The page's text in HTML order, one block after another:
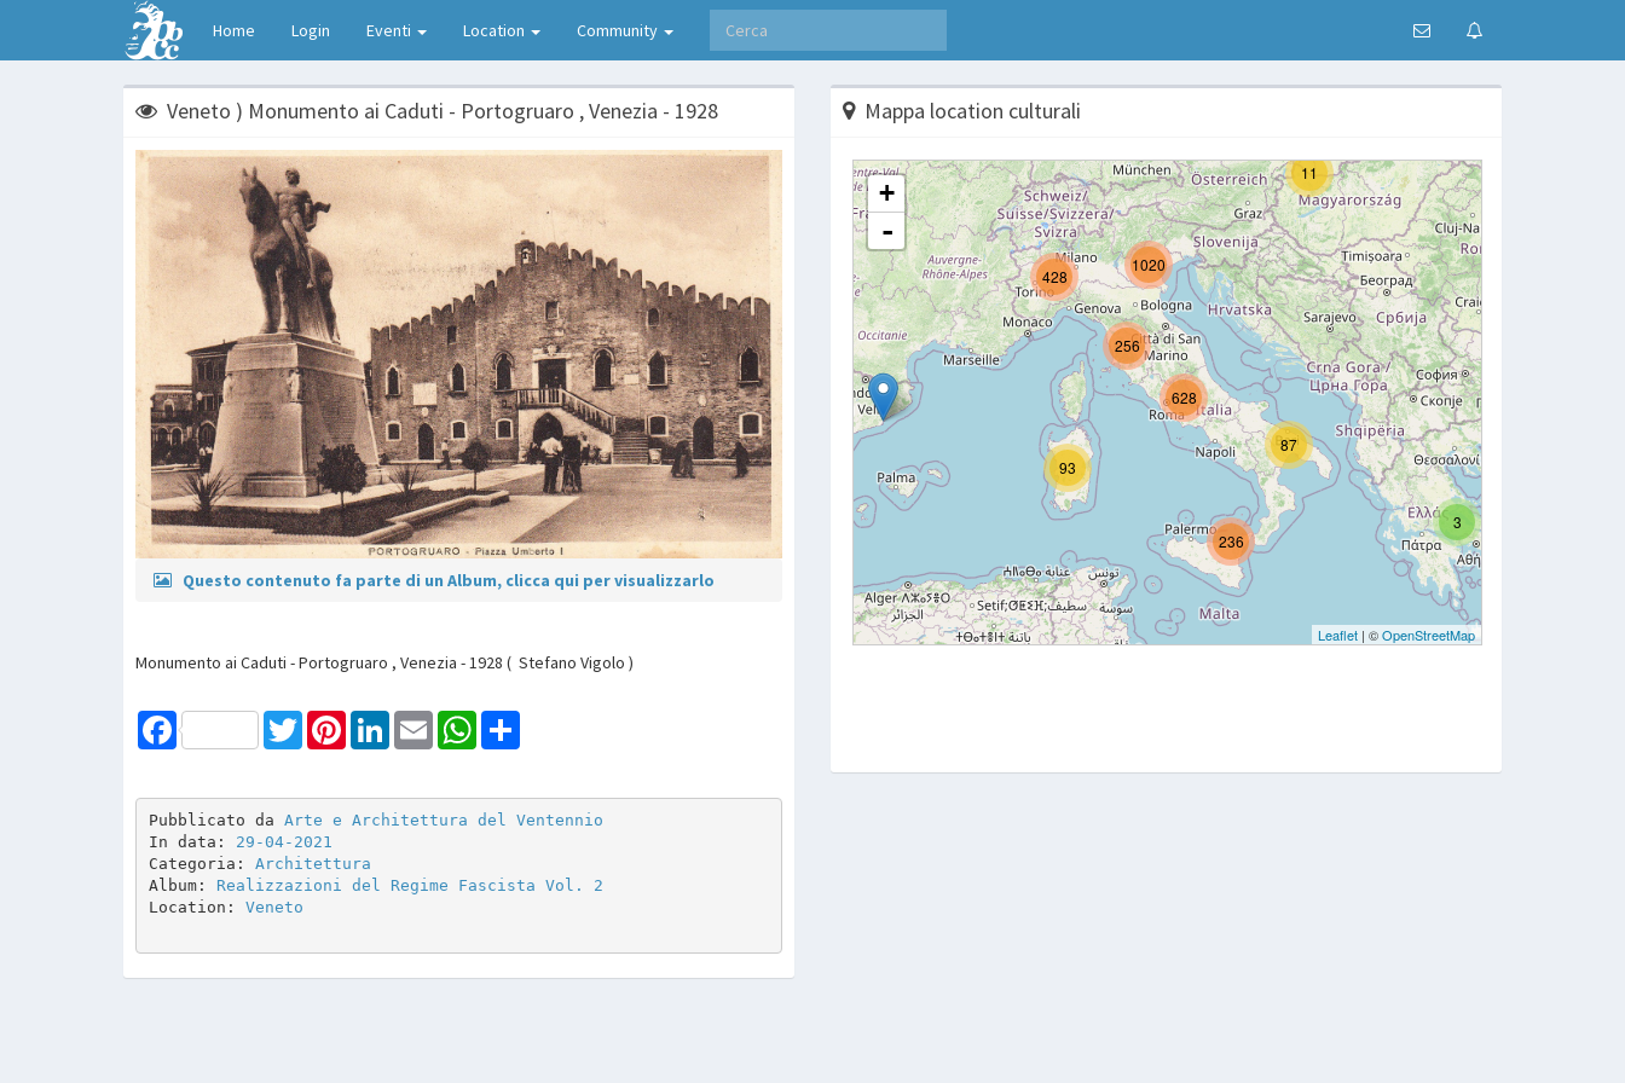
Home Login Eventi Location Community
Veneto ) Monumento ai Caduti - Portogruaro , Venezia - 1928
Questo contenuto fa parte di un Album, clicca qui per visualizzarlo
Monumento ai Caduti - Portogruaro , Venezia - 1928 ( Stefano Vigolo )
Facebook TwitterPinterestLinkedInEmail WhatsApp
Pubblicato da Arte e Architettura del Ventennio
In data: 29-04-2021
Categoria: Architettura
Album: Realizzazioni del Regime Fascista Vol. 2
Location: Veneto
Mappa location culturali